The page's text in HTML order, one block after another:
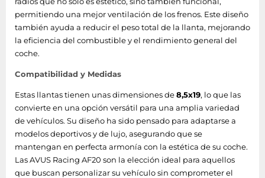
permitiendo una mejor ventilación de los frenos. Este diseño
también ayuda a reducir el peso total de la llanta, mejorando
la eficiencia del combustible y el rendimiento general del
coche.
Compatibilidad y Medidas
Estas llantas tienen unas dimensiones de8,5x19, lo que las
convierte en una opción versátil para una amplia variedad
de vehículos. Su diseño ha sido pensado para adaptarse a
modelos deportivos y de lujo, asegurando que se
mantengan en perfecta armonía con la estética de su coche.
Las AVUS Racing AF20 son la elección ideal para aquellos
que buscan personalizar su vehículo sin comprometer el